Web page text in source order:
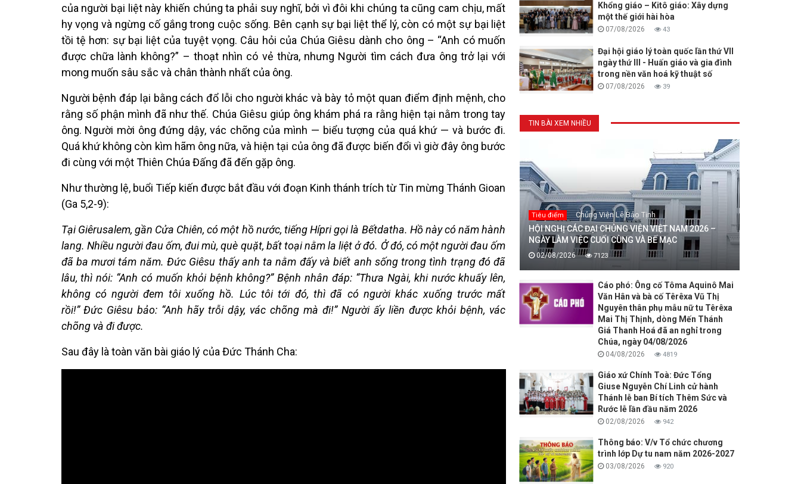
của người bại liệt này khiến chúng ta phải suy nghĩ, bởi vì đôi khi chúng ta cũng cam chịu, mất
hy vọng và ngừng cố gắng trong cuộc sống. Bên cạnh sự bại liệt thể lý, còn có một sự bại liệt
tồi tệ hơn: sự bại liệt của tuyệt vọng. Câu hỏi của Chúa Giêsu dành cho ông – “Anh có muốn
được chữa lành không?” – thoạt nhìn có vẻ thừa, nhưng Người tìm cách đưa ông trở lại với
mong muốn sâu sắc và chân thành nhất của ông.
Người bệnh đáp lại bằng cách đổ lỗi cho người khác và bày tỏ một quan điểm định mệnh, cho
rằng số phận mình đã như thế. Chúa Giêsu giúp ông khám phá ra rằng hiện tại nằm trong tay
ông. Người mời ông đứng dậy, vác chõng của mình — biểu tượng của quá khứ — và bước đi.
Quá khứ không còn kìm hãm ông nữa, và hiện tại của ông đã được biến đổi vì giờ đây ông bước
đi cùng với một Thiên Chúa Đấng đã đến gặp ông.
Như thường lệ, buổi Tiếp kiến được bắt đầu với đoạn Kinh thánh trích từ Tin mừng Thánh Gioan
(Ga 5,2-9):
Tại Giêrusalem, gần Cửa Chiên, có một hồ nước, tiếng Hípri gọi là Bếtdatha. Hồ này có năm hành
lang. Nhiều người đau ốm, đui mù, què quặt, bất toại nằm la liệt ở đó. Ở đó, có một người đau ốm
đã ba mươi tám năm. Đức Giêsu thấy anh ta nằm đấy và biết anh sống trong tình trạng đó đã
lâu, thì nói: “Anh có muốn khỏi bệnh không?” Bệnh nhân đáp: “Thưa Ngài, khi nước khuấy lên,
không có người đem tôi xuống hồ. Lúc tôi tới đó, thì đã có người khác xuống trước mất
rồi!” Đức Giêsu bảo: “Anh hãy trỗi dậy, vác chõng mà đi!” Người ấy liền được khỏi bệnh, vác
chõng và đi được.
Sau đây là toàn văn bài giáo lý của Đức Thánh Cha:
Khổng giáo – Kitô giáo: Xây dựng
một thế giới hài hòa
07/08/2026 43
Đại hội giáo lý toàn quốc lần thứ VII
ngày thứ III - Huấn giáo và gia đình
trong nền văn hoá kỹ thuật số
07/08/2026 39
TIN BÀI XEM NHIỀU
Tiêu điểm Chủng Viện Lê Bảo Tịnh
HỘI NGHỊ CÁC ĐẠI CHỦNG VIỆN VIỆT NAM 2026 –
NGÀY LÀM VIỆC CUỐI CÙNG VÀ BẾ MẠC
02/08/2026 7123
Cáo phó: Ông cố Tôma Aquinô Mai
Văn Hân và bà cố Têrêxa Vũ Thị
Nguyên thân phụ mẫu nữ tu Têrêxa
Mai Thị Thịnh, dòng Mến Thánh
Giá Thanh Hoá đã an nghỉ trong
Chúa, ngày 04/08/2026
04/08/2026 4819
Giáo xứ Chính Toà: Đức Tổng
Giuse Nguyễn Chí Linh cử hành
Thánh lễ ban Bí tích Thêm Sức và
Rước lễ lần đầu năm 2026
02/08/2026 942
Thông báo: V/v Tổ chức chương
trình lớp Dự tu nam năm 2026-2027
03/08/2026 920